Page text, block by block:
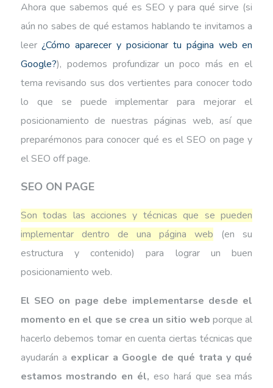
Ahora que sabemos qué es SEO y para qué sirve (si
aún no sabes de qué estamos hablando te invitamos a
leer¿Cómo aparecer y posicionar tu página web en
Google?), podemos profundizar un poco más en el
tema revisando sus dos vertientes para conocer todo
lo que se puede implementar para mejorar el
posicionamiento de nuestras páginas web, así que
preparémonos para conocer qué es el SEO on page y
el SEO off page.
SEO ON PAGE
Son todas las acciones y técnicas que se pueden
implementar dentro de una página web (en su
estructura y contenido) para lograr un buen
posicionamiento web.
El SEO on page debe implementarse desde el
momento en el que se crea un sitio web porque al
hacerlo debemos tomar en cuenta ciertas técnicas que
ayudarán a explicar a Google de qué trata y qué
estamos mostrando en él, eso hará que sea más